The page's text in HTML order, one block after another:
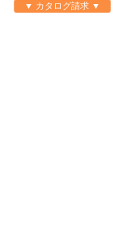
▼ カタログ請求 ▼